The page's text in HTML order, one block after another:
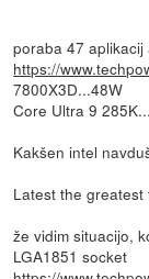
poraba 47 aplikacij
https://
7800X3D...48W
Core Ultra 9
Kakšen intel
Latest the greatest
že vidim situacijo,
LGA1851 socket